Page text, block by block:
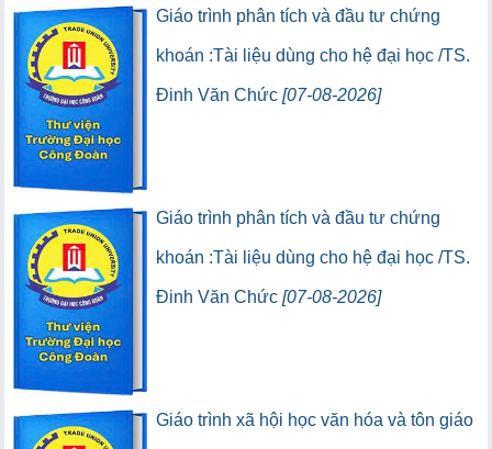
(95) (Lượt lưu thông:0) (0) (Lượt truy cập:0)
Giáo trình phân tích và đầu tư chứng
khoán :Tài liệu dùng cho hệ đại học /TS.
Đinh Văn Chức [07-08-2026]
(5) (Lượt lưu thông:0) (0) (Lượt truy cập:0)
Giáo trình phân tích và đầu tư chứng
khoán :Tài liệu dùng cho hệ đại học /TS.
Đinh Văn Chức [07-08-2026]
(95) (Lượt lưu thông:0) (0) (Lượt truy cập:0)
Giáo trình xã hội học văn hóa và tôn giáo